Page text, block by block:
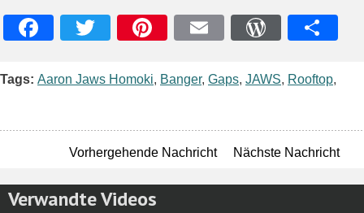
Tags: Aaron Jaws Homoki, Banger, Gaps, JAWS, Rooftop,
Vorhergehende Nachricht Nächste Nachricht
Verwandte Videos